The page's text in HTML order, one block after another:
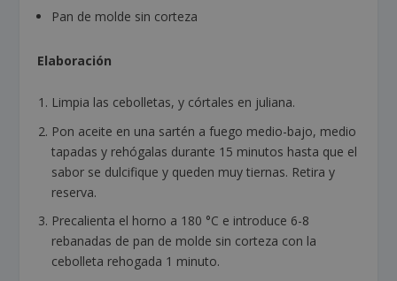
Pan de molde sin corteza
Elaboración
Limpia las cebolletas, y córtales en juliana.
Pon aceite en una sartén a fuego medio-bajo, medio
tapadas y rehógalas durante 15 minutos hasta que el
sabor se dulcifique y queden muy tiernas. Retira y
reserva.
Precalienta el horno a 180 °C e introduce 6-8
rebanadas de pan de molde sin corteza con la
cebolleta rehogada 1 minuto.